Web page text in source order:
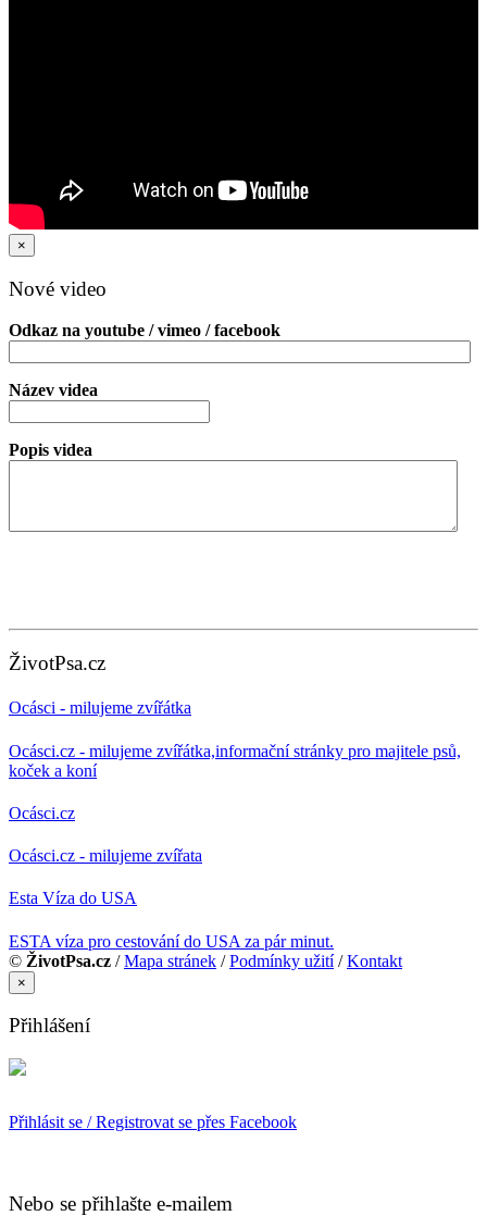
×
Nové video
Odkaz na youtube / vimeo / facebook
Název videa
Popis videa
ŽivotPsa.cz
Ocásci - milujeme zvířátka
Ocásci.cz - milujeme zvířátka,informační stránky pro majitele psů,
koček a koní
Ocásci.cz
Ocásci.cz - milujeme zvířata
Esta Víza do USA
ESTA víza pro cestování do USA za pár minut.
© ŽivotPsa.cz /Mapa stránek /Podmínky užití/Kontakt
×
Přihlášení
Přihlásit se / Registrovat se přes Facebook
Nebo se přihlašte e-mailem